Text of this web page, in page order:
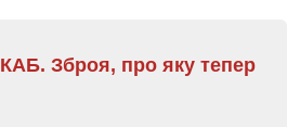
КАБ. Зброя, про яку тепер